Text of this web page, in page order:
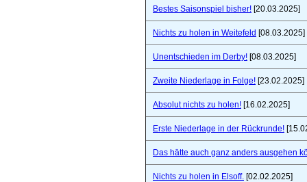
Bestes Saisonspiel bisher! [20.03.2025]
Nichts zu holen in Weitefeld [08.03.2025]
Unentschieden im Derby! [08.03.2025]
Zweite Niederlage in Folge! [23.02.2025]
Absolut nichts zu holen! [16.02.2025]
Erste Niederlage in der Rückrunde!
Das hätte auch ganz anders ausgehen
Nichts zu holen in Elsoff. [02.02.2025]